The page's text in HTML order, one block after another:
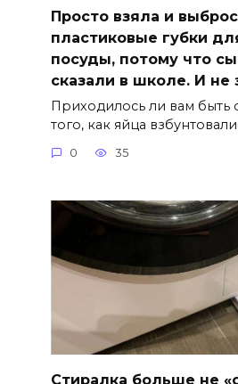
Просто взяла и
пластиковые губки
посуды, потому что
сказали в школе. И не
Приходилось ли вам быть
того, как яйца
0 35
Стиралка больше не